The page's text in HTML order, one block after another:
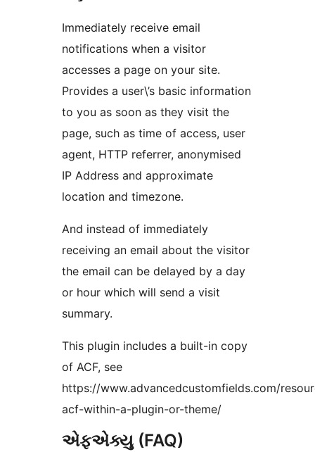
Immediately receive email
notifications when a visitor
accesses a page on your site.
Provides a user\’s basic information
to you as soon as they visit the
page, such as time of access, user
agent, HTTP referrer, anonymised
IP Address and approximate
location and timezone.
And instead of immediately
receiving an email about the visitor
the email can be delayed by a day
or hour which will send a visit
summary.
This plugin includes a built-in copy
of ACF, see
https://www.advancedcustomfields.com/
acf-within-a-plugin-or-theme/
એફએક્યુ (FAQ)